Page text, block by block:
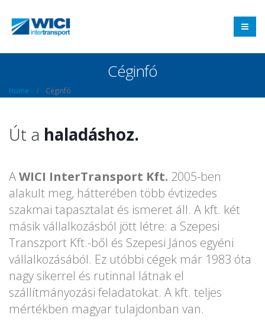
Céginfó
Home Céginfó
Út a haladáshoz.
sikerhez.
AWICI InterTransport Kft. 2005-ben
alakult meg, hátterében több évtizedes
szakmai tapasztalat és ismeret áll. A kft. két
másik vállalkozásból jött létre: a Szepesi
Transzport Kft.-ből és Szepesi János egyéni
vállalkozásából. Ez utóbbi cégek már 1983 óta
nagy sikerrel és rutinnal látnak el
szállítmányozási feladatokat. A kft. teljes
mértékben magyar tulajdonban van.